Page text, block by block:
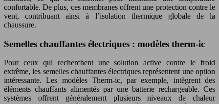
confortable. De plus, ces membranes offrent une protection contre le
vent, contribuant ainsi à l’isolation thermique globale de la
chaussure.
Semelles chauffantes électriques : modèles therm-ic
Pour ceux qui recherchent une solution active contre le froid
extrême, les semelles chauffantes électriques représentent une option
intéressante. Les modèles Therm-ic, par exemple, intègrent des
éléments chauffants alimentés par une batterie rechargeable. Ces
systèmes offrent généralement plusieurs niveaux de chaleur